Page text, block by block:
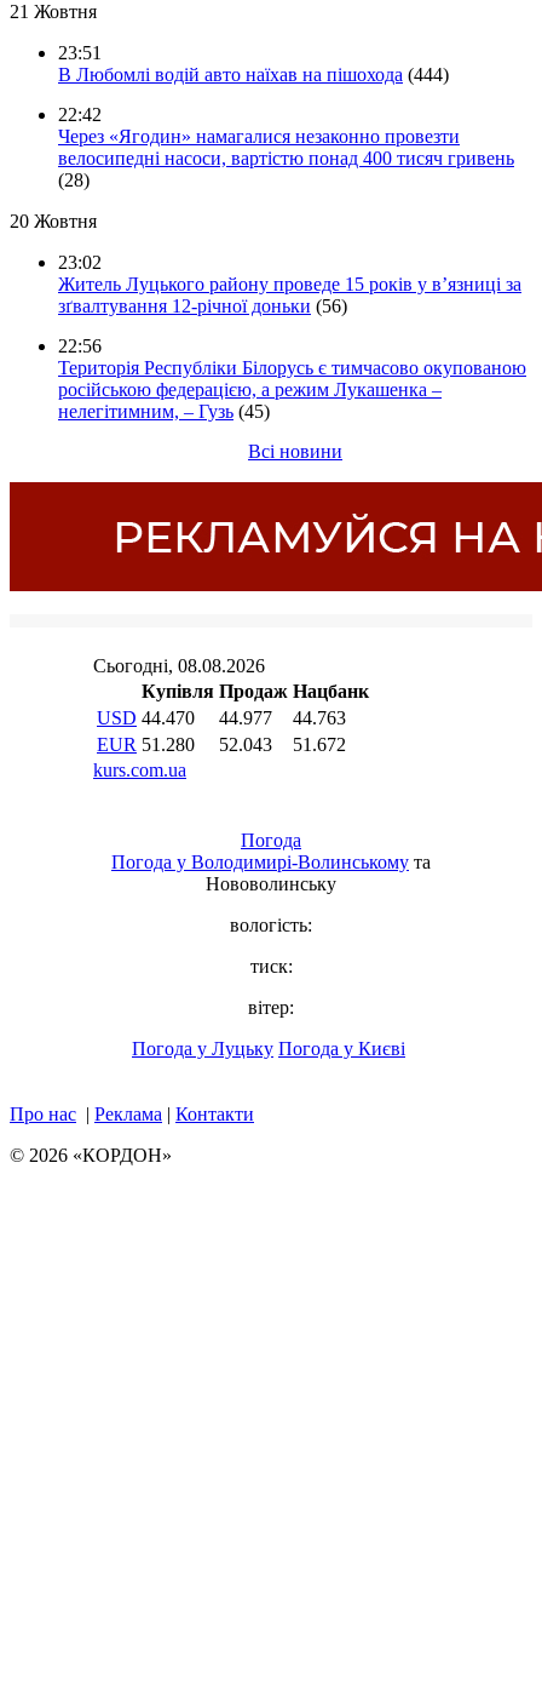
21 Жовтня
23:51
В Любомлі водій авто наїхав на пішохода (444)
22:42
Через «Ягодин» намагалися незаконно провезти
велосипедні насоси, вартістю понад 400 тисяч гривень
(28)
20 Жовтня
23:02
Житель Луцького району проведе 15 років у в’язниці за
зґвалтування 12-річної доньки (56)
22:56
Територія Республіки Білорусь є тимчасово окупованою
російською федерацією, а режим Лукашенка –
нелегітимним, – Гузь (45)
Всі новини
Погода
Погода у Володимирі-Волинському та
Нововолинську
вологість:
тиск:
вітер:
Погода у Луцьку Погода у Києві
Про нас | Реклама | Контакти
© 2026 «КОРДОН»